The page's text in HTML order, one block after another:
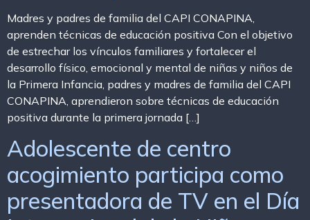
Madres y padres de familia del CAPI CONAPINA,
aprenden técnicas de educación positiva Con el objetivo
de estrechar los vínculos familiares y fortalecer el
desarrollo físico, emocional y mental de niñas y niños de
la Primera Infancia, padres y madres de familia del CAPI
CONAPINA, aprendieron sobre técnicas de educación
positiva durante la primera jornada […]
Adolescente de centro
acogimiento participa como
presentadora de TV en el Día